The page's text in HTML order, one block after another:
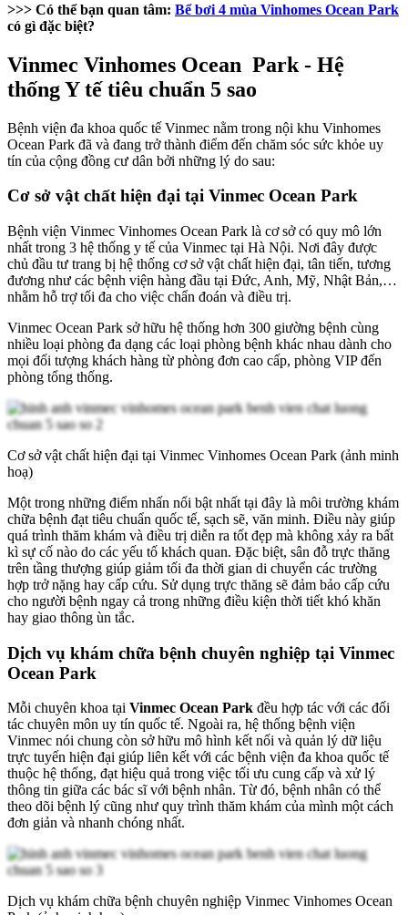
>>> Có thể bạn quan tâm: Bể bơi 4 mùa Vinhomes Ocean Park
có gì đặc biệt?
Vinmec Vinhomes Ocean Park - Hệ
thống Y tế tiêu chuẩn 5 sao
Bệnh viện đa khoa quốc tế Vinmec nằm trong nội khu Vinhomes
Ocean Park đã và đang trở thành điểm đến chăm sóc sức khỏe uy
tín của cộng đồng cư dân bởi những lý do sau:
Cơ sở vật chất hiện đại tại Vinmec Ocean Park
Bệnh viện Vinmec Vinhomes Ocean Park là cơ sở có quy mô lớn
nhất trong 3 hệ thống y tế của Vinmec tại Hà Nội. Nơi đây được
chủ đầu tư trang bị hệ thống cơ sở vật chất hiện đại, tân tiến, tương
đương như các bệnh viện hàng đầu tại Đức, Anh, Mỹ, Nhật Bản,…
nhằm hỗ trợ tối đa cho việc chẩn đoán và điều trị.
Vinmec Ocean Park sở hữu hệ thống hơn 300 giường bệnh cùng
nhiều loại phòng đa dạng các loại phòng bệnh khác nhau dành cho
mọi đối tượng khách hàng từ phòng đơn cao cấp, phòng VIP đến
phòng tổng thống.
Cơ sở vật chất hiện đại tại Vinmec Vinhomes Ocean Park (ảnh minh
hoạ)
Một trong những điểm nhấn nổi bật nhất tại đây là môi trường khám
chữa bệnh đạt tiêu chuẩn quốc tế, sạch sẽ, văn minh. Điều này giúp
quá trình thăm khám và điều trị diễn ra tốt đẹp mà không xảy ra bất
kì sự cố nào do các yếu tố khách quan. Đặc biệt, sân đỗ trực thăng
trên tầng thượng giúp giảm tối đa thời gian di chuyển các trường
hợp trở nặng hay cấp cứu. Sử dụng trực thăng sẽ đảm bảo cấp cứu
cho người bệnh ngay cả trong những điều kiện thời tiết khó khăn
hay giao thông ùn tắc.
Dịch vụ khám chữa bệnh chuyên nghiệp tại Vinmec
Ocean Park
Mỗi chuyên khoa tại Vinmec Ocean Park đều hợp tác với các đối
tác chuyên môn uy tín quốc tế. Ngoài ra, hệ thống bệnh viện
Vinmec nói chung còn sở hữu mô hình kết nối và quản lý dữ liệu
trực tuyến hiện đại giúp liên kết với các bệnh viện đa khoa quốc tế
thuộc hệ thống, đạt hiệu quả trong việc tối ưu cung cấp và xử lý
thông tin giữa các bác sĩ với bệnh nhân. Từ đó, bệnh nhân có thể
theo dõi bệnh lý cũng như quy trình thăm khám của mình một cách
đơn giản và nhanh chóng nhất.
Dịch vụ khám chữa bệnh chuyên nghiệp Vinmec Vinhomes Ocean